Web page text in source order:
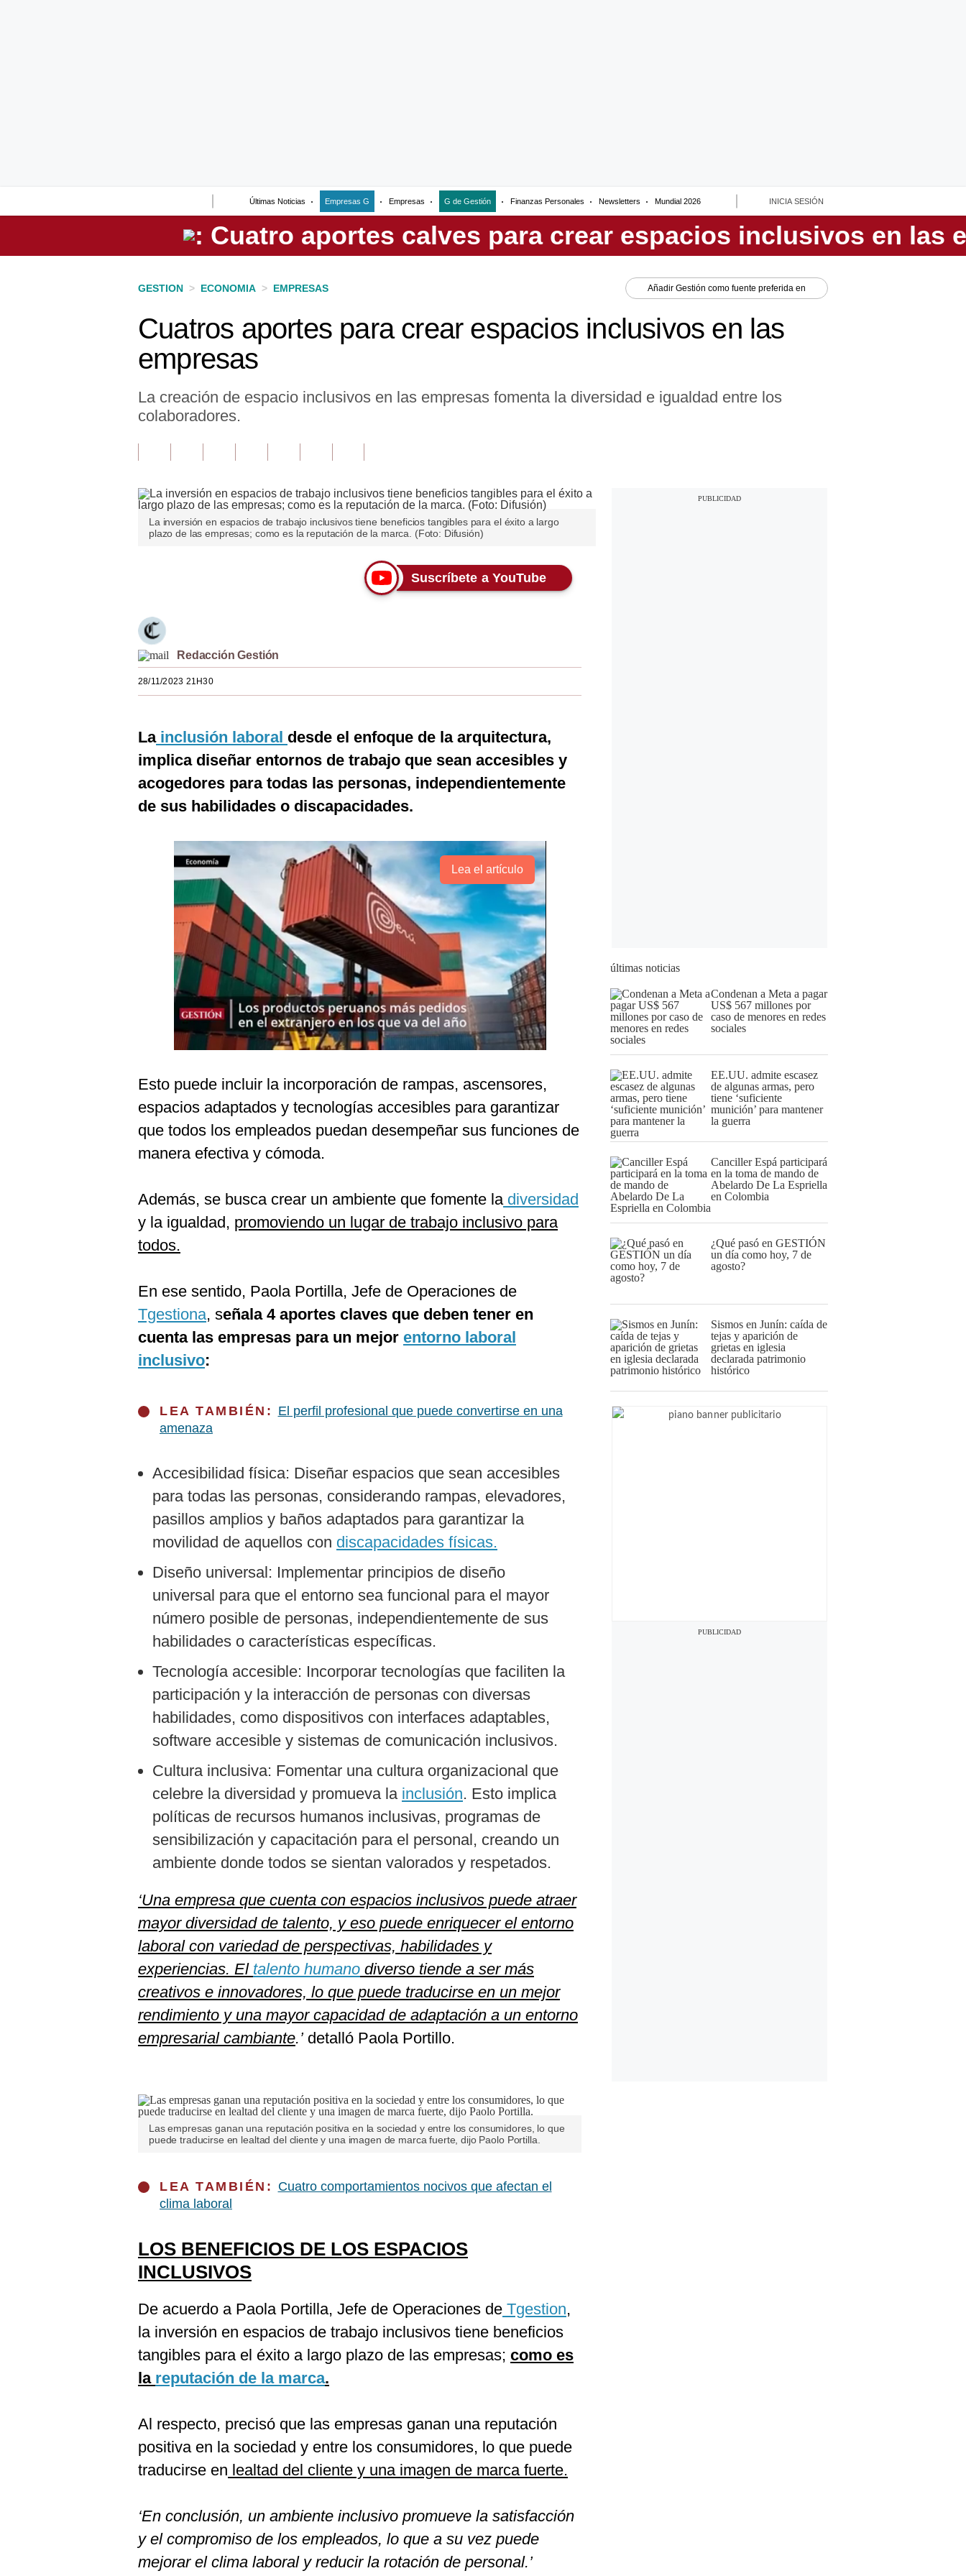
Últimas Noticias Empresas G Empresas G de Gestión Finanzas Personales Newsletters Mundial 2026 INICIA SESIÓN
Perú
GESTION > ECONOMIA > EMPRESAS Añadir Gestión como fuente preferida en
Cuatros aportes para crear espacios inclusivos en las
empresas
La creación de espacio inclusivos en las empresas fomenta la diversidad e igualdad entre los
colaboradores.
La inversión en espacios de trabajo inclusivos tiene beneficios tangibles para el éxito a largo
plazo de las empresas; como es la reputación de la marca. (Foto: Difusión)
Suscríbete a YouTube
Redacción Gestión
28/11/2023 21H30
Lainclusión laboral desde el enfoque de la arquitectura,
implica diseñar entornos de trabajo que sean accesibles y
acogedores para todas las personas, independientemente
de sus habilidades o discapacidades.
Lea el artículo
Esto puede incluir la incorporación de rampas, ascensores,
espacios adaptados y tecnologías accesibles para garantizar
que todos los empleados puedan desempeñar sus funciones de
manera efectiva y cómoda.
Además, se busca crear un ambiente que fomente ladiversidad
y la igualdad, promoviendo un lugar de trabajo inclusivo para
todos.
En ese sentido, Paola Portilla, Jefe de Operaciones de
Tgestiona, señala 4 aportes claves que deben tener en
cuenta las empresas para un mejor entorno laboral
inclusivo:
LEA TAMBIÉN: El perfil profesional que puede convertirse en una
amenaza
Accesibilidad física: Diseñar espacios que sean accesibles
para todas las personas, considerando rampas, elevadores,
pasillos amplios y baños adaptados para garantizar la
movilidad de aquellos con discapacidades físicas.
Diseño universal: Implementar principios de diseño
universal para que el entorno sea funcional para el mayor
número posible de personas, independientemente de sus
habilidades o características específicas.
Tecnología accesible: Incorporar tecnologías que faciliten la
participación y la interacción de personas con diversas
habilidades, como dispositivos con interfaces adaptables,
software accesible y sistemas de comunicación inclusivos.
Cultura inclusiva: Fomentar una cultura organizacional que
celebre la diversidad y promueva la inclusión. Esto implica
políticas de recursos humanos inclusivas, programas de
sensibilización y capacitación para el personal, creando un
ambiente donde todos se sientan valorados y respetados.
‘Una empresa que cuenta con espacios inclusivos puede atraer
mayor diversidad de talento, y eso puede enriquecer el entorno
laboral con variedad de perspectivas, habilidades y
experiencias. El talento humano diverso tiende a ser más
creativos e innovadores, lo que puede traducirse en un mejor
rendimiento y una mayor capacidad de adaptación a un entorno
empresarial cambiante.’ detalló Paola Portillo.
Las empresas ganan una reputación positiva en la sociedad y entre los consumidores, lo que
puede traducirse en lealtad del cliente y una imagen de marca fuerte, dijo Paolo Portilla.
LEA TAMBIÉN: Cuatro comportamientos nocivos que afectan el
clima laboral
LOS BENEFICIOS DE LOS ESPACIOS
INCLUSIVOS
De acuerdo a Paola Portilla, Jefe de Operaciones de Tgestion,
la inversión en espacios de trabajo inclusivos tiene beneficios
tangibles para el éxito a largo plazo de las empresas; como es
la reputación de la marca.
Al respecto, precisó que las empresas ganan una reputación
positiva en la sociedad y entre los consumidores, lo que puede
traducirse en lealtad del cliente y una imagen de marca fuerte.
‘En conclusión, un ambiente inclusivo promueve la satisfacción
y el compromiso de los empleados, lo que a su vez puede
mejorar el clima laboral y reducir la rotación de personal.’
últimas noticias
Condenan a Meta a pagar
US$ 567 millones por
caso de menores en redes
sociales
EE.UU. admite escasez
de algunas armas, pero
tiene ‘suficiente
munición’ para mantener
la guerra
Canciller Espá participará
en la toma de mando de
Abelardo De La Espriella
en Colombia
¿Qué pasó en GESTIÓN
un día como hoy, 7 de
agosto?
Sismos en Junín: caída de
tejas y aparición de
grietas en iglesia
declarada patrimonio
histórico